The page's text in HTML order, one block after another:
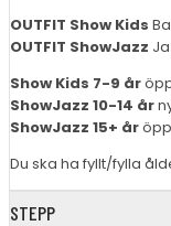
OUTFIT Show Kids
OUTFIT ShowJazz
Show Kids 7-9 år
ShowJazz 10-14 år
ShowJazz 15+ år
Du ska ha fyllt/fylla
STEPP